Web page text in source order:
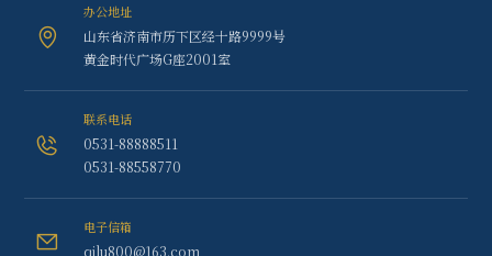
办公地址
山东省济南市历下区经十路9999号
黄金时代广场G座2001室
联系电话
0531-88888511
0531-88558770
电子信箱
qilu800@163.com